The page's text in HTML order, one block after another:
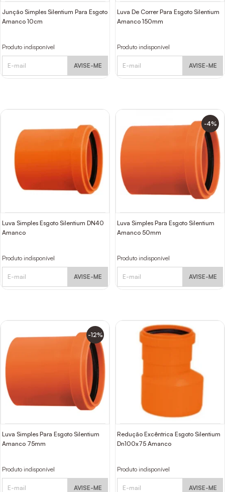
Junção Simples Silentium Para Esgoto
Amanco 10cm
Produto indisponível
AVISE-ME
Luva De Correr Para Esgoto Silentium
Amanco 150mm
Produto indisponível
AVISE-ME
Luva Simples Esgoto Silentium DN40
Amanco
Produto indisponível
AVISE-ME
-4%
Luva Simples Para Esgoto Silentium
Amanco 50mm
Produto indisponível
AVISE-ME
-12%
Luva Simples Para Esgoto Silentium
Amanco 75mm
Produto indisponível
AVISE-ME
Redução Excêntrica Esgoto Silentium
Dn100x75 Amanco
Produto indisponível
AVISE-ME